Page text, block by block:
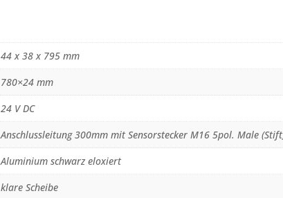
44 x 38 x 795 mm
780×24 mm
24 V DC
Anschlussleitung 300mm mit Sensorstecker M16 5pol. Male
Aluminium schwarz eloxiert
klare Scheibe